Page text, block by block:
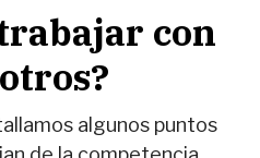
con
algunos puntos